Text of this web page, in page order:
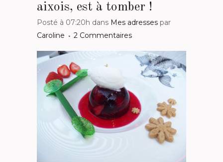
aixois, est à tomber !
Posté à 07:20h dans Mes adresses par
Caroline
2 Commentaires